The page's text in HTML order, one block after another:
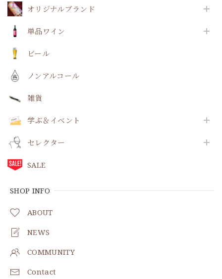
オリジナルブランド
単品ワイン
ビール
ノンアルコール
雑貨
学ぶ＆イベント
セレクター
SALE
SHOP INFO
ABOUT
NEWS
COMMUNITY
Contact